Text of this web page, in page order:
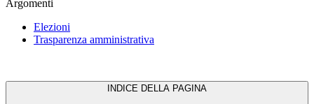
Argomenti
Elezioni
Trasparenza amministrativa
INDICE DELLA PAGINA